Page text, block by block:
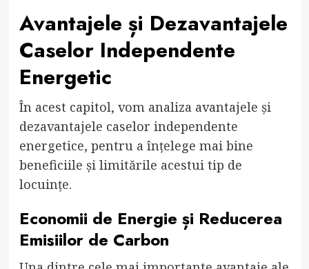
Avantajele și Dezavantajele
Caselor Independente
Energetic
În acest capitol, vom analiza avantajele și
dezavantajele caselor independente
energetice, pentru a înțelege mai bine
beneficiile și limitările acestui tip de
locuințe.
Economii de Energie și Reducerea
Emisiilor de Carbon